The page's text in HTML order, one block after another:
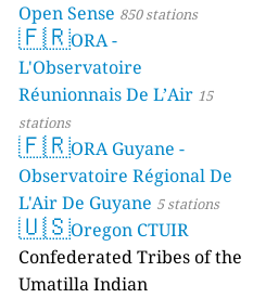
Open Sense 850 stations
🇫🇷ORA -
L'Observatoire
Réunionnais De L’Air 15
stations
🇫🇷ORA Guyane -
Observatoire Régional De
L'Air De Guyane 5 stations
🇺🇸Oregon CTUIR
Confederated Tribes of the
Umatilla Indian